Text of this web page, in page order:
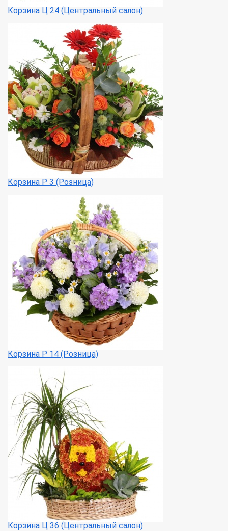
Корзина Ц 24 (Центральный салон)
Корзина Р 3 (Розница)
Корзина Р 14 (Розница)
Корзина Ц 36 (Центральный салон)